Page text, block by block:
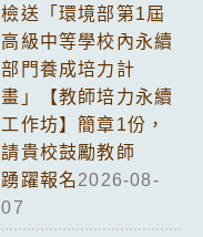
檢送「環境部第1屆
高級中等學校內永續
部門養成培力計
畫」【教師培力永續
工作坊】簡章1份，
請貴校鼓勵教師
踴躍報名2026-08-
07